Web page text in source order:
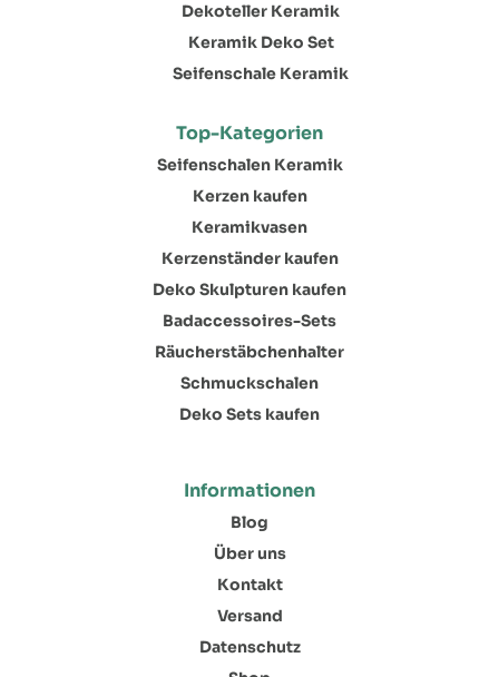
Dekoteller Keramik
Keramik Deko Set
Seifenschale Keramik
Top-Kategorien
Seifenschalen Keramik
Kerzen kaufen
Keramikvasen
Kerzenständer kaufen
Deko Skulpturen kaufen
Badaccessoires-Sets
Räucherstäbchenhalter
Schmuckschalen
Deko Sets kaufen
Informationen
Blog
Über uns
Kontakt
Versand
Datenschutz